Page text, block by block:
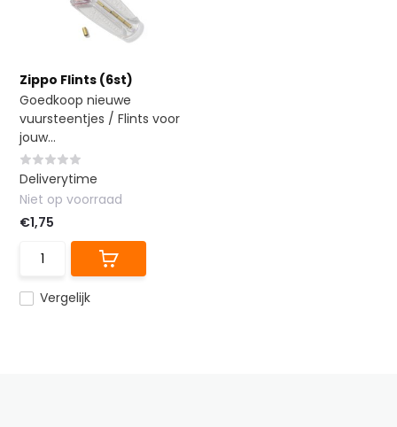
Zippo Flints (6st)
Goedkoop nieuwe
vuursteentjes / Flints voor
jouw...
Vergelijk
Deliverytime
Niet op voorraad
€1,75